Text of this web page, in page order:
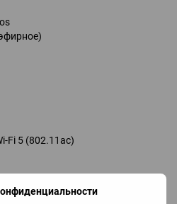
Fi 5 (802.11ac)